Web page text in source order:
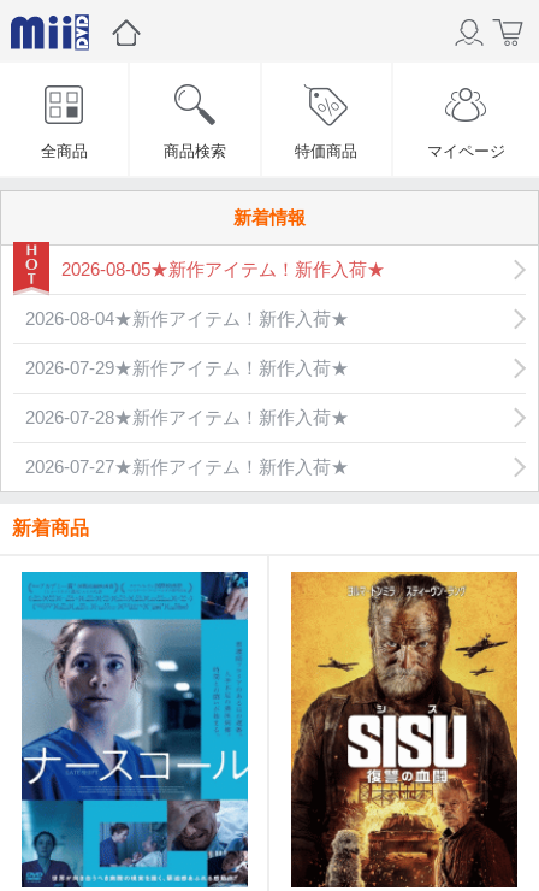
全商品 商品検索 特価商品 マイページ
新着情報
2026-08-05★新作アイテム！新作入荷★
2026-08-04★新作アイテム！新作入荷★
2026-07-29★新作アイテム！新作入荷★
2026-07-28★新作アイテム！新作入荷★
2026-07-27★新作アイテム！新作入荷★
新着商品